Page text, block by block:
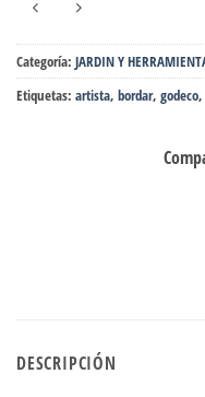
Categoría: JARDIN Y
Etiquetas: artista, bordar, godeco,
DESCRIPCIÓN